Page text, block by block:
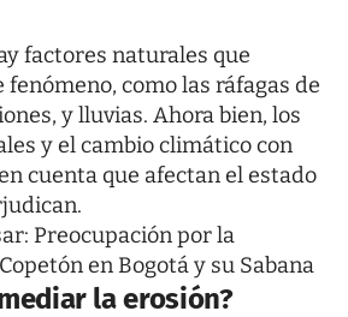
factores naturales que
como las ráfagas de
y lluvias. Ahora bien, los
y el cambio climático con
cuenta que afectan el estado
Preocupación por la
en Bogotá y su Sabana
la erosión?